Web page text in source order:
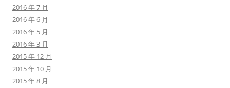
2016 年 7 月
2016 年 6 月
2016 年 5 月
2016 年 3 月
2015 年 12 月
2015 年 10 月
2015 年 8 月